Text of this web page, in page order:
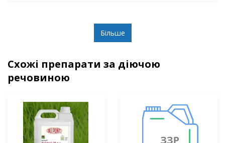
Більше
Схожі препарати за діючою
речовиною